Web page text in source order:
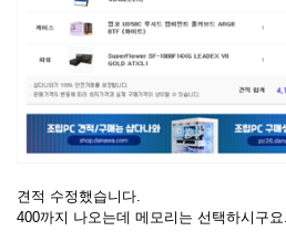
견적 수정했습니다.
400까지 나오는데 메모리는 선택하시구요..